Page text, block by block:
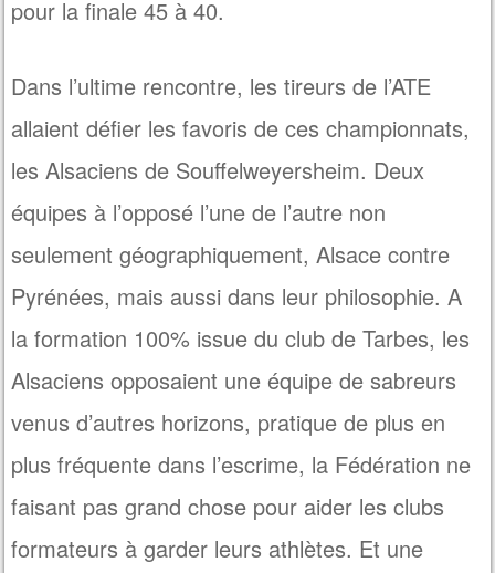
pour la finale 45 à 40.
Dans l’ultime rencontre, les tireurs de l’ATE
allaient défier les favoris de ces championnats,
les Alsaciens de Souffelweyersheim. Deux
équipes à l’opposé l’une de l’autre non
seulement géographiquement, Alsace contre
Pyrénées, mais aussi dans leur philosophie. A
la formation 100% issue du club de Tarbes, les
Alsaciens opposaient une équipe de sabreurs
venus d’autres horizons, pratique de plus en
plus fréquente dans l’escrime, la Fédération ne
faisant pas grand chose pour aider les clubs
formateurs à garder leurs athlètes. Et une